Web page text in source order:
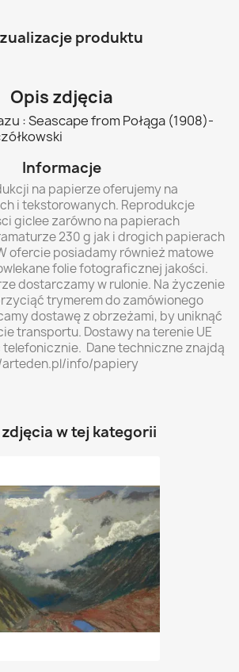
produktu
Opis zdjęcia
: Seascape from Połąga (1908)-
Informacje
na papierze oferujemy na
i tekstorowanych. Reprodukcje
giclee zarówno na papierach
230 g jak i drogich papierach
ofercie posiadamy również matowe
folie fotograficznej jakości.
dostarczamy w rulonie. Na życzenie
trymerem do zamówionego
dostawę z obrzeżami, by uniknąć
transportu. Dostawy na terenie UE
Dane techniczne znajdą
info/papiery
w tej kategorii